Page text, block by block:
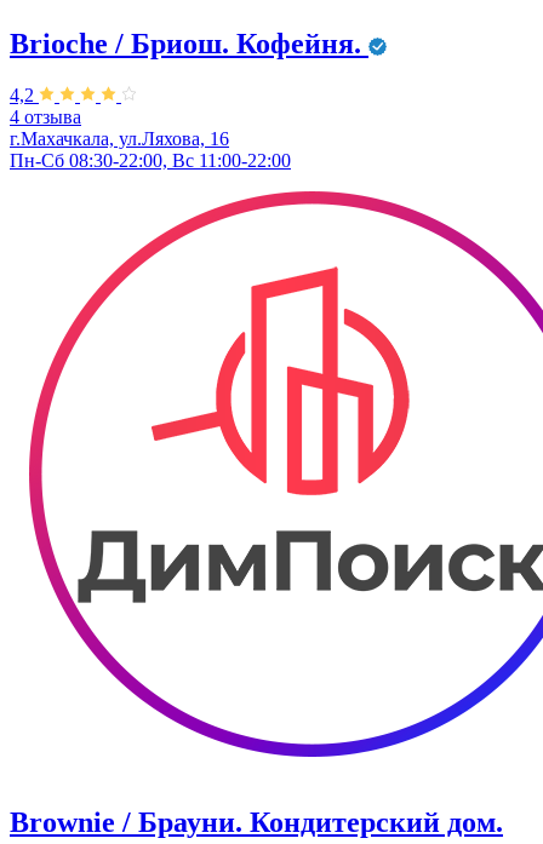
Brioche / Бриош. Кофейня.
4,2
4 отзыва
г.Махачкала, ул.Ляхова, 16
Пн-Сб 08:30-22:00, Вс 11:00-22:00
Brownie / Брауни. Кондитерский дом.